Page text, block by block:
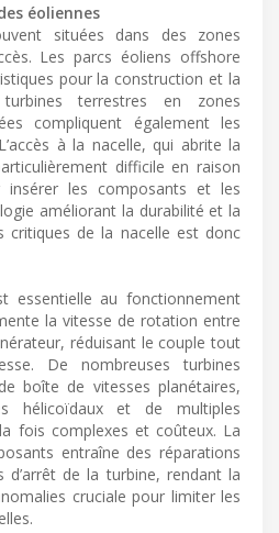
éoliennes
situées dans des zones
Les parcs éoliens offshore
pour la construction et la
terrestres en zones
compliquent également les
à la nacelle, qui abrite la
difficile en raison
insérer les composants et les
améliorant la durabilité et la
critiques de la nacelle est donc
essentielle au fonctionnement
la vitesse de rotation entre
réduisant le couple tout
De nombreuses turbines
boîte de vitesses planétaires,
hélicoïdaux et de multiples
fois complexes et coûteux. La
entraîne des réparations
de la turbine, rendant la
cruciale pour limiter les